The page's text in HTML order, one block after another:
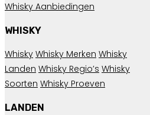
Whisky Aanbiedingen
WHISKY
Whisky Whisky Merken Whisky
Landen Whisky Regio’s Whisky
Soorten Whisky Proeven
LANDEN